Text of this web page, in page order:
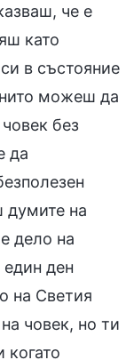
че е
като
в състояние
можеш да
без
да
думите на
дело на
ден
на Светия
човек, но ти